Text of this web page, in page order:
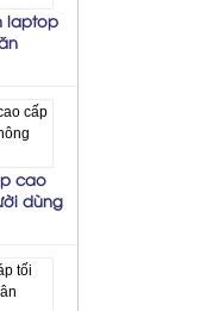
laptop
cao
dùng